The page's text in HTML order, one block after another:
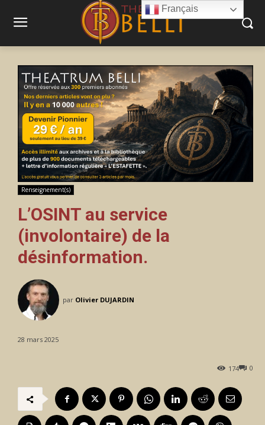
Renseignement(s)
L’OSINT au service
(involontaire) de la
désinformation.
par Olivier DUJARDIN
28 mars 2025
0
174
Français